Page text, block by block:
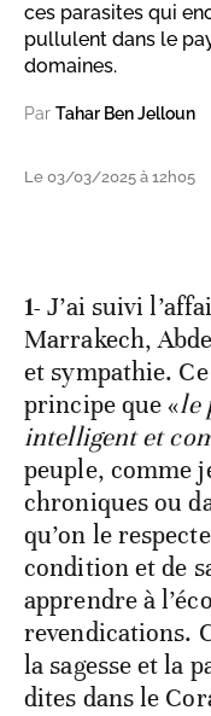
ces parasites qui
pullulent dans le
domaines.
Par Tahar Ben Jelloun
Le 03/03/2025 à 12h05
1-J’ai suivi
Marrakech,
et sympathie.
principe que «le
intelligent et
peuple, comme
chroniques ou
qu’on le
condition et de
apprendre à
revendications.
la sagesse et la
dites dans le